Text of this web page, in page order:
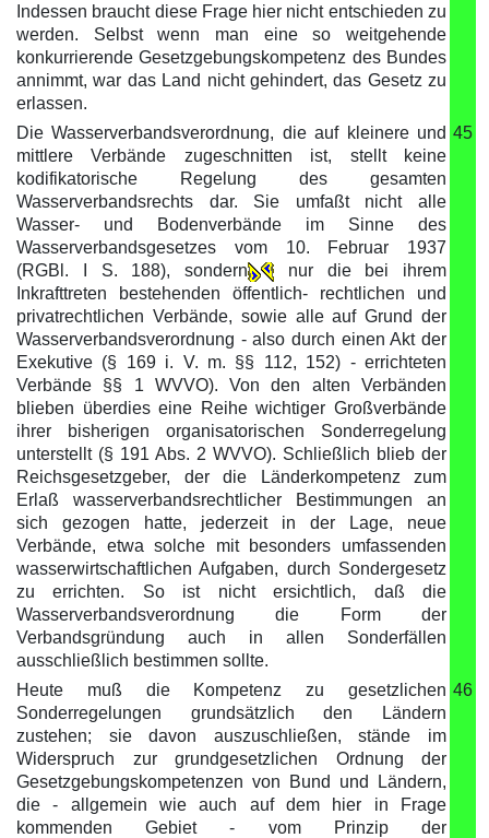
Indessen braucht diese Frage hier nicht entschieden zu
werden. Selbst wenn man eine so weitgehende
konkurrierende Gesetzgebungskompetenz des Bundes
annimmt, war das Land nicht gehindert, das Gesetz zu
erlassen.
Die Wasserverbandsverordnung, die auf kleinere und
mittlere Verbände zugeschnitten ist, stellt keine
kodifikatorische Regelung des gesamten
Wasserverbandsrechts dar. Sie umfaßt nicht alle
Wasser- und Bodenverbände im Sinne des
Wasserverbandsgesetzes vom 10. Februar 1937
(RGBl. I S. 188), sondern
nur die bei ihrem
Inkrafttreten bestehenden öffentlich- rechtlichen und
privatrechtlichen Verbände, sowie alle auf Grund der
Wasserverbandsverordnung - also durch einen Akt der
Exekutive (§ 169 i. V. m. §§ 112, 152) - errichteten
Verbände §§ 1 WVVO). Von den alten Verbänden
blieben überdies eine Reihe wichtiger Großverbände
ihrer bisherigen organisatorischen Sonderregelung
unterstellt (§ 191 Abs. 2 WVVO). Schließlich blieb der
Reichsgesetzgeber, der die Länderkompetenz zum
Erlaß wasserverbandsrechtlicher Bestimmungen an
sich gezogen hatte, jederzeit in der Lage, neue
Verbände, etwa solche mit besonders umfassenden
wasserwirtschaftlichen Aufgaben, durch Sondergesetz
zu errichten. So ist nicht ersichtlich, daß die
Wasserverbandsverordnung die Form der
Verbandsgründung auch in allen Sonderfällen
ausschließlich bestimmen sollte.
45
Heute muß die Kompetenz zu gesetzlichen
Sonderregelungen grundsätzlich den Ländern
zustehen; sie davon auszuschließen, stände im
Widerspruch zur grundgesetzlichen Ordnung der
Gesetzgebungskompetenzen von Bund und Ländern,
die - allgemein wie auch auf dem hier in Frage
kommenden Gebiet - vom Prinzip der
46